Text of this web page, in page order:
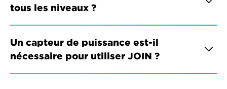
tous les niveaux ?
Un capteur de puissance est-il
nécessaire pour utiliser JOIN ?